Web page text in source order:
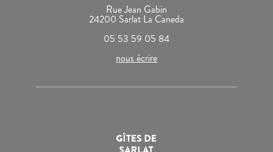
Rue Jean Gabin
24200 Sarlat La Caneda
05 53 59 05 84
nous écrire